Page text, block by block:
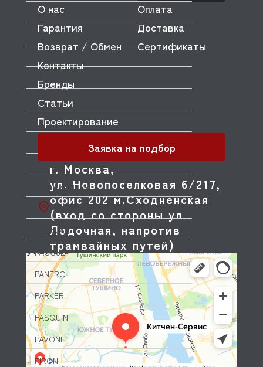
NUOVA SIMONELLI
ODE
OLAB
OLIS
OLYMPIA
ORVED
OZTIRYAKILER
P.L. Proff Cuisine
PACKVAC
PACOJET
PANERO
PARKER
PASQUINI
PAVONI
PIRON
г. Москва,
ул. Новопоселковая 6/217,
офис 202 м.Сходненская
(вход со стороны ул.
Лодочная, напротив
трамвайных путей)
О нас
Оплата
Гарантия
Доставка
Возврат / Обмен
Сертификаты
Контакты
Бренды
Статьи
Проектирование
Заявка на подбор